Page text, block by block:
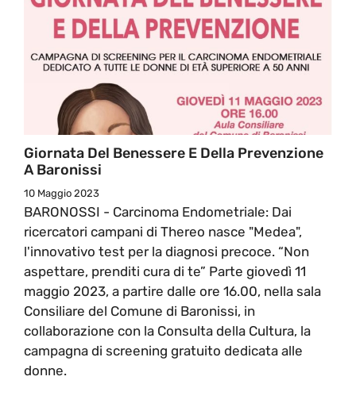
Giornata Del Benessere E Della Prevenzione
A Baronissi
10 Maggio 2023
BARONOSSI - Carcinoma Endometriale: Dai
ricercatori campani di Thereo nasce "Medea",
l'innovativo test per la diagnosi precoce. “Non
aspettare, prenditi cura di te” Parte giovedì 11
maggio 2023, a partire dalle ore 16.00, nella sala
Consiliare del Comune di Baronissi, in
collaborazione con la Consulta della Cultura, la
campagna di screening gratuito dedicata alle
donne.